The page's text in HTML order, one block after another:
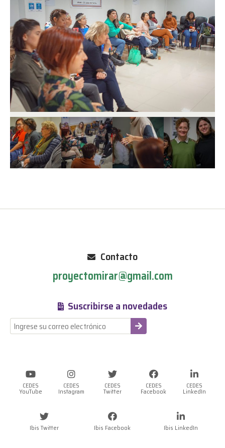
Contacto
proyectomirar@gmail.com
Suscribirse a novedades
-
CEDES
YouTube
CEDES
Instagram
CEDES
Twitter
CEDES
Facebook
CEDES
LinkedIn
Ibis Twitter Ibis Facebook Ibis LinkedIn